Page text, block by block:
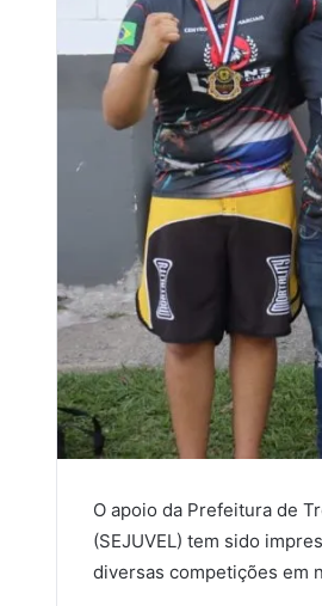
O apoio da Prefeitura de
(SEJUVEL) tem sido
diversas competições em